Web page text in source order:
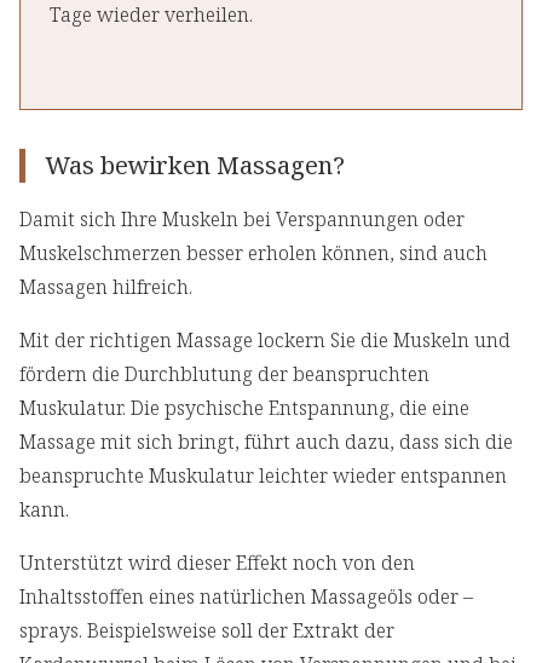
Tage wieder verheilen.
Was bewirken Massagen?
Damit sich Ihre Muskeln bei Verspannungen oder
Muskelschmerzen besser erholen können, sind auch
Massagen hilfreich.
Mit der richtigen Massage lockern Sie die Muskeln und
fördern die Durchblutung der beanspruchten
Muskulatur. Die psychische Entspannung, die eine
Massage mit sich bringt, führt auch dazu, dass sich die
beanspruchte Muskulatur leichter wieder entspannen
kann.
Unterstützt wird dieser Effekt noch von den
Inhaltsstoffen eines natürlichen Massageöls oder –
sprays. Beispielsweise soll der Extrakt der